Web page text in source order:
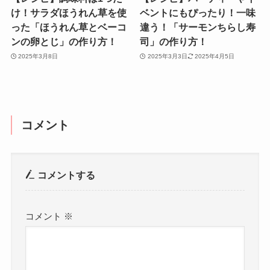
け！サラダほうれん草を使
った「ほうれん草とベーコ
ンの卵とじ」の作り方！
2025年3月8日
ベントにもぴったり！一味
違う！「サーモンちらし寿
司」の作り方！
2025年3月3日 2025年4月5日
コメント
コメントする
コメント ※